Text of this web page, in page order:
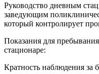
Руководство дневным
заведующим
который контролирует
Показания для
стационаре:
Кратность наблюдения за